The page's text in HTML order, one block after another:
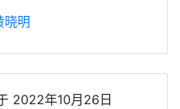
晓明
2022年10月26日